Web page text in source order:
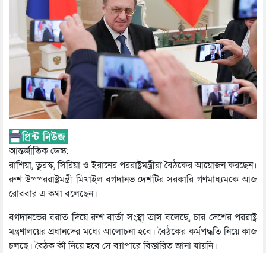
আন্তর্জাতিক ডেস্ক:
রাশিয়া, তুরস্ক, সিরিয়া ও ইরানের পররাষ্ট্রমন্ত্রীরা বৈঠকের আয়োজন করছেন।
রুশ উপপররাষ্ট্রমন্ত্রী মিখাইল বগদানভ দেশটির সরকারি গণমাধ্যমকে আজ
রোববার এ কথা বলেছেন।
বগদানভের বরাত দিয়ে রুশ বার্তা সংস্থা তাস বলেছে, চার দেশের পররাষ্ট্র
মন্ত্রণালয়ের প্রধানদের মধ্যে আলোচনা হবে। বৈঠকের কর্মপদ্ধতি নিয়ে কাজ
চলছে। বৈঠক কী নিয়ে হবে সে ব্যাপারে বিস্তারিত জানা যায়নি।